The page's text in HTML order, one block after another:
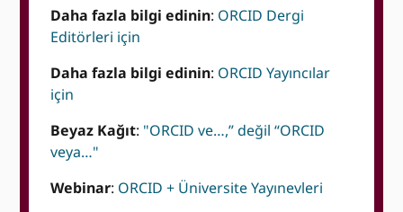
Daha fazla bilgi edinin: ORCID Dergi
Editörleri için
Daha fazla bilgi edinin: ORCID Yayıncılar
için
Beyaz Kağıt: "ORCID ve…,” değil “ORCID
veya…"
Webinar: ORCID + Üniversite Yayınevleri